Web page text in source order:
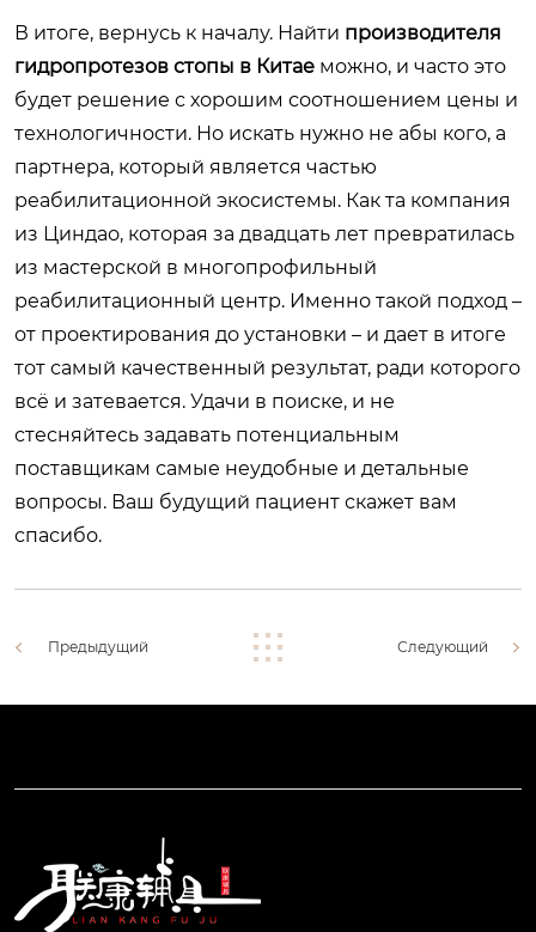
В итоге, вернусь к началу. Найти производителя
гидропротезов стопы в Китае можно, и часто это
будет решение с хорошим соотношением цены и
технологичности. Но искать нужно не абы кого, а
партнера, который является частью
реабилитационной экосистемы. Как та компания
из Циндао, которая за двадцать лет превратилась
из мастерской в многопрофильный
реабилитационный центр. Именно такой подход –
от проектирования до установки – и дает в итоге
тот самый качественный результат, ради которого
всё и затевается. Удачи в поиске, и не
стесняйтесь задавать потенциальным
поставщикам самые неудобные и детальные
вопросы. Ваш будущий пациент скажет вам
спасибо.
Предыдущий Следующий